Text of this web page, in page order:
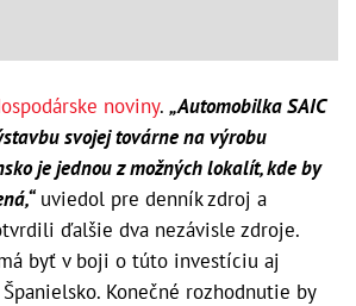
noviny. „Automobilka SAIC
svojej továrne na výrobu
je jednou z možných lokalít, kde by
uviedol pre denník zdroj a
ďalšie dva nezávisle zdroje.
byť v boji o túto investíciu aj
Španielsko. Konečné rozhodnutie by